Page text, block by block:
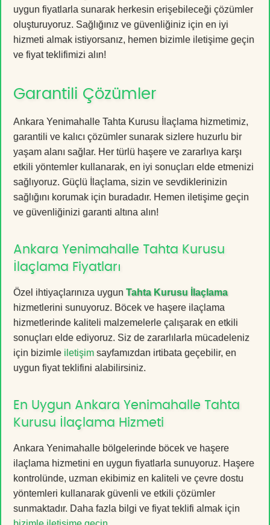
uygun fiyatlarla sunarak herkesin erişebileceği çözümler
oluşturuyoruz. Sağlığınız ve güvenliğiniz için en iyi
hizmeti almak istiyorsanız, hemen bizimle iletişime geçin
ve fiyat teklifimizi alın!
Garantili Çözümler
Ankara Yenimahalle Tahta Kurusu İlaçlama hizmetimiz,
garantili ve kalıcı çözümler sunarak sizlere huzurlu bir
yaşam alanı sağlar. Her türlü haşere ve zararlıya karşı
etkili yöntemler kullanarak, en iyi sonuçları elde etmenizi
sağlıyoruz. Güçlü İlaçlama, sizin ve sevdiklerinizin
sağlığını korumak için buradadır. Hemen iletişime geçin
ve güvenliğinizi garanti altına alın!
Ankara Yenimahalle Tahta Kurusu
İlaçlama Fiyatları
Özel ihtiyaçlarınıza uygun Tahta Kurusu İlaçlama
hizmetlerini sunuyoruz. Böcek ve haşere ilaçlama
hizmetlerinde kaliteli malzemelerle çalışarak en etkili
sonuçları elde ediyoruz. Siz de zararlılarla mücadeleniz
için bizimle iletişim sayfamızdan irtibata geçebilir, en
uygun fiyat teklifini alabilirsiniz.
En Uygun Ankara Yenimahalle Tahta
Kurusu İlaçlama Hizmeti
Ankara Yenimahalle bölgelerinde böcek ve haşere
ilaçlama hizmetini en uygun fiyatlarla sunuyoruz. Haşere
kontrolünde, uzman ekibimiz en kaliteli ve çevre dostu
yöntemleri kullanarak güvenli ve etkili çözümler
sunmaktadır. Daha fazla bilgi ve fiyat teklifi almak için